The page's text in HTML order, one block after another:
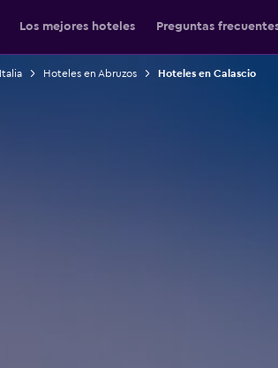
Los mejores hoteles Preguntas
Hoteles en Abruzos Hoteles en Calascio